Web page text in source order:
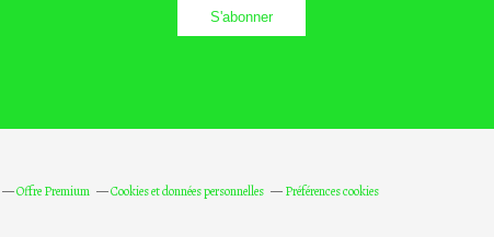
Offre Premium Cookies et données personnelles Préférences cookies